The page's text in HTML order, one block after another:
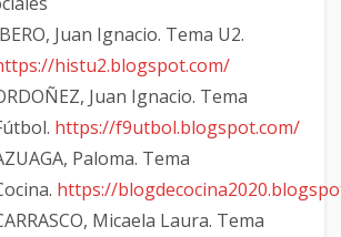
Juan Ignacio. Tema U2.
histu2.blogspot.com/
Juan Ignacio. Tema
https://f9utbol.blogspot.com/
Paloma. Tema
https://
Micaela Laura. Tema